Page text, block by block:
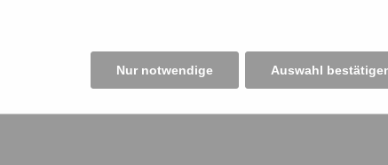
Nur notwendige Auswahl